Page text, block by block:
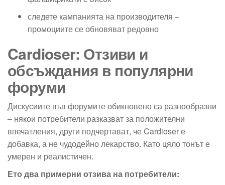
следете кампанията на производителя –
промоциите се обновяват редовно
Cardioser: Отзиви и
обсъждания в популярни
форуми
Дискусиите във форумите обикновено са разнообразни
– някои потребители разказват за положителни
впечатления, други подчертават, че Cardioser е
добавка, а не чудодейно лекарство. Като цяло тонът е
умерен и реалистичен.
Ето два примерни отзива на потребители: